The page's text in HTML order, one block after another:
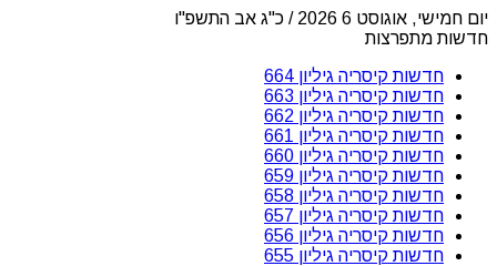
יום חמישי, אוגוסט 6 2026 / כ"ג אב התשפ"ו
חדשות מתפרצות
חדשות קיסריה גיליון 664
חדשות קיסריה גיליון 663
חדשות קיסריה גיליון 662
חדשות קיסריה גיליון 661
חדשות קיסריה גיליון 660
חדשות קיסריה גיליון 659
חדשות קיסריה גיליון 658
חדשות קיסריה גיליון 657
חדשות קיסריה גיליון 656
חדשות קיסריה גיליון 655